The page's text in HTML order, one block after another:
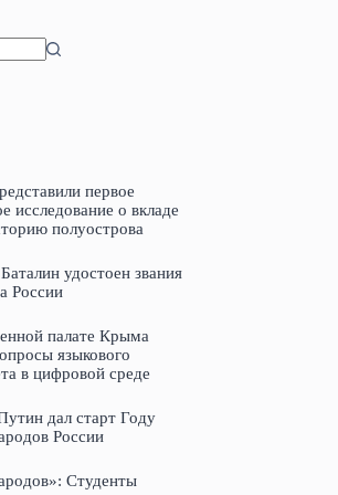
первое
исследование о вкладе
полуострова
удостоен звания
России
палате Крыма
языкового
в цифровой среде
дал старт Году
России
Студенты